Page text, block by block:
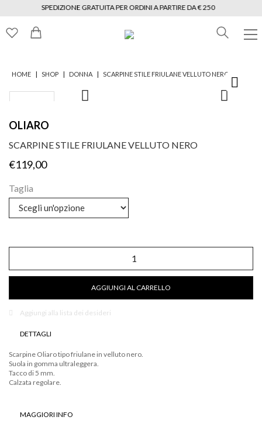
SPEDIZIONE GRATUITA PER ORDINI A PARTIRE DA € 250
HOME | SHOP | DONNA | SCARPINE STILE FRIULANE VELLUTO NERO
OLIARO
SCARPINE STILE FRIULANE VELLUTO NERO
€119,00
Taglia
friulane
velluto
quantità
AGGIUNGI AL CARRELLO
Aggiungi alla lista dei desideri
DETTAGLI
Scarpine Oliaro tipo friulane in velluto nero.
Suola in gomma ultraleggera.
Tacco di 5 mm.
Calzata regolare.
MAGGIORI INFO